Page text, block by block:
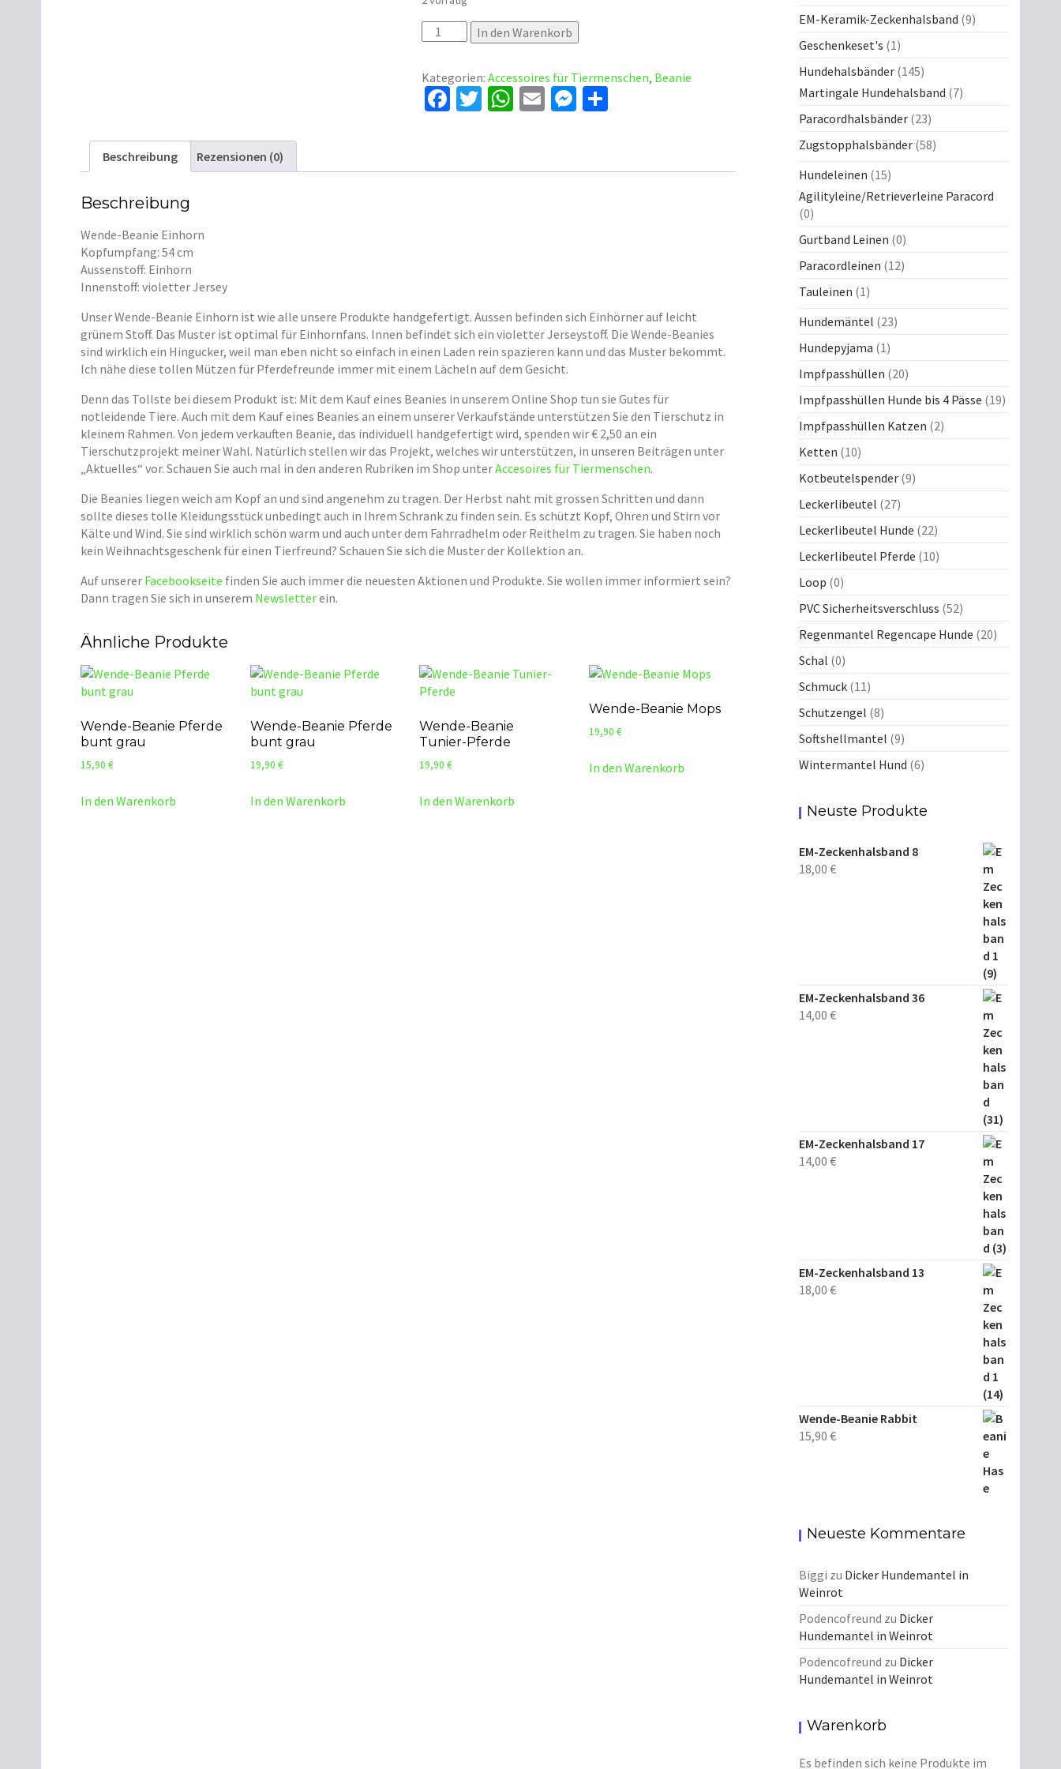
Wende-
Beanie
Menge
In den Warenkorb
Kategorien: Accessoires für Tiermenschen, Beanie
Fa
o
T
er
W
sA
E
l
M
n
Te
n
Beschreibung Rezensionen (0)
Beschreibung
Wende-Beanie Einhorn
Kopfumpfang: 54 cm
Aussenstoff: Einhorn
Innenstoff: violetter Jersey
Unser Wende-Beanie Einhorn ist wie alle unsere Produkte handgefertigt. Aussen befinden sich Einhörner auf leicht
grünem Stoff. Das Muster ist optimal für Einhornfans. Innen befindet sich ein violetter Jerseystoff. Die Wende-Beanies
sind wirklich ein Hingucker, weil man eben nicht so einfach in einen Laden rein spazieren kann und das Muster bekommt.
Ich nähe diese tollen Mützen für Pferdefreunde immer mit einem Lächeln auf dem Gesicht.
Denn das Tollste bei diesem Produkt ist: Mit dem Kauf eines Beanies in unserem Online Shop tun sie Gutes für
notleidende Tiere. Auch mit dem Kauf eines Beanies an einem unserer Verkaufstände unterstützen Sie den Tierschutz in
kleinem Rahmen. Von jedem verkauften Beanie, das individuell handgefertigt wird, spenden wir € 2,50 an ein
Tierschutzprojekt meiner Wahl. Natürlich stellen wir das Projekt, welches wir unterstützen, in unseren Beiträgen unter
„Aktuelles“ vor. Schauen Sie auch mal in den anderen Rubriken im Shop unterAccesoires für Tiermenschen.
Die Beanies liegen weich am Kopf an und sind angenehm zu tragen. Der Herbst naht mit grossen Schritten und dann
sollte dieses tolle Kleidungsstück unbedingt auch in Ihrem Schrank zu finden sein. Es schützt Kopf, Ohren und Stirn vor
Kälte und Wind. Sie sind wirklich schön warm und auch unter dem Fahrradhelm oder Reithelm zu tragen. Sie haben noch
kein Weihnachtsgeschenk für einen Tierfreund? Schauen Sie sich die Muster der Kollektion an.
Auf unserer Facebookseite finden Sie auch immer die neuesten Aktionen und Produkte. Sie wollen immer informiert sein?
Dann tragen Sie sich in unserem Newsletterein.
Ähnliche Produkte
Wende-Beanie Pferde
bunt grau
15,90 €
In den Warenkorb
Wende-Beanie Pferde
bunt grau
19,90 €
In den Warenkorb
Wende-Beanie
Tunier-Pferde
19,90€
In den Warenkorb
Wende-Beanie Mops
19,90 €
In den Warenkorb
EM-Keramik-Zeckenhalsband (9)
Geschenkeset's (1)
Hundehalsbänder (145)
Martingale Hundehalsband (7)
Paracordhalsbänder (23)
Zugstopphalsbänder (58)
Hundeleinen (15)
Agilityleine/Retrieverleine Paracord
(0)
Gurtband Leinen (0)
Paracordleinen (12)
Tauleinen (1)
Hundemäntel (23)
Hundepyjama (1)
Impfpasshüllen (20)
Impfpasshüllen Hunde bis 4 Pässe (19)
Impfpasshüllen Katzen (2)
Ketten (10)
Kotbeutelspender (9)
Leckerlibeutel (27)
Leckerlibeutel Hunde (22)
Leckerlibeutel Pferde (10)
Loop (0)
PVC Sicherheitsverschluss (52)
Regenmantel Regencape Hunde (20)
Schal (0)
Schmuck (11)
Schutzengel (8)
Softshellmantel (9)
Wintermantel Hund (6)
Neuste Produkte
EM-Zeckenhalsband 8
18,00 €
EM-Zeckenhalsband 36
14,00 €
EM-Zeckenhalsband 17
14,00 €
EM-Zeckenhalsband 13
18,00 €
Wende-Beanie Rabbit
15,90 €
Neueste Kommentare
Biggi zu Dicker Hundemantel in
Weinrot
Podencofreund zu Dicker
Hundemantel in Weinrot
Podencofreund zu Dicker
Hundemantel in Weinrot
Warenkorb
Es befinden sich keine Produkte im